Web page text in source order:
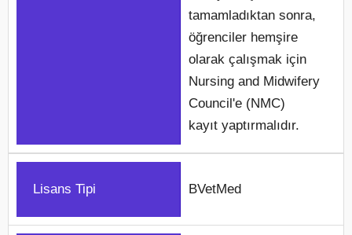
tamamladıktan sonra,
öğrenciler hemşire
olarak çalışmak için
Nursing and Midwifery
Council'e (NMC)
kayıt yaptırmalıdır.
Lisans Tipi BVetMed